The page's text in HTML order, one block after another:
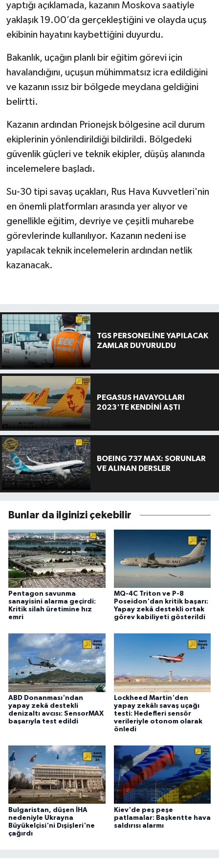
yaptığı açıklamada, kazanın Moskova saatiyle
yaklaşık 19.00’da gerçekleştiğini ve olayda uçuş
ekibinin hayatını kaybettiğini duyurdu.
Bakanlık, uçağın planlı bir eğitim görevi için
havalandığını, uçuşun mühimmatsız icra edildiğini
ve kazanın ıssız bir bölgede meydana geldiğini
belirtti.
Kazanın ardından Prionejsk bölgesine acil durum
ekiplerinin yönlendirildiği bildirildi. Bölgedeki
güvenlik güçleri ve teknik ekipler, düşüş alanında
incelemelere başladı.
Su-30 tipi savaş uçakları, Rus Hava Kuvvetleri'nin
en önemli platformları arasında yer alıyor ve
genellikle eğitim, devriye ve çeşitli muharebe
görevlerinde kullanılıyor. Kazanın nedeni ise
yapılacak teknik incelemelerin ardından netlik
kazanacak.
TGS PERSONELİNE YAPILACAK
ZAMLAR DUYURULDU
PEGASUS HAVAYOLLARI
2023'TE KENDİNİ AŞTI
BOEING 737 MAX: SORUNLAR
VE ALINAN DERSLER
Bunlar da ilginizi çekebilir
Pentagon savunma
sanayisini alarma geçirdi:
Kritik silah üretimine hız
emri
MQ-4C Triton ve P-8
Poseidon'dan kritik başarı:
Yapay zekâ destekli ortak
görev kabiliyeti gösterildi
ABD Donanması'ndan
yapay zekâ destekli
denizaltı avcısı: SensorMAX
başarıyla test edildi
Lockheed Martin'den
yapay zekâlı savaş uçağı
testi: Hedefleri sensör
verileriyle otonom olarak
önledi
Bulgaristan, düşen İHA
nedeniyle Ukrayna
Büyükelçisi'ni Dışişleri'ne
çağırdı
Kiev'de peş peşe
patlamalar: Başkentte hava
saldırısı alarmı